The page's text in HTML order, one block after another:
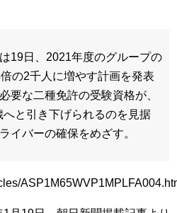
19日、2021年度のグループの
の2千人に増やす計画を発表
要な二種免許の受験資格が、
と引き下げられるのを見据
イバーの確保をめざす。